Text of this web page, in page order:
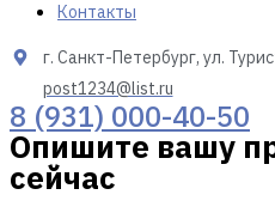
Контакты
г. Санкт-Петербург, ул.
post1234@list.ru
8 (931) 000-40-50
Опишите вашу
сейчас